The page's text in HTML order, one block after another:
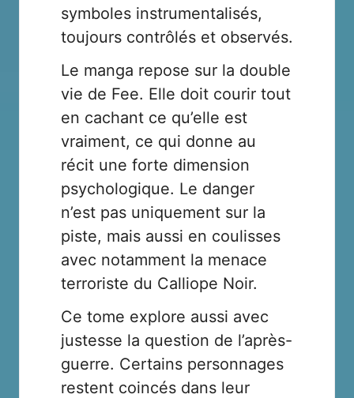
symboles instrumentalisés,
toujours contrôlés et observés.
Le manga repose sur la double
vie de Fee. Elle doit courir tout
en cachant ce qu’elle est
vraiment, ce qui donne au
récit une forte dimension
psychologique. Le danger
n’est pas uniquement sur la
piste, mais aussi en coulisses
avec notamment la menace
terroriste du Calliope Noir.
Ce tome explore aussi avec
justesse la question de l’après-
guerre. Certains personnages
restent coincés dans leur